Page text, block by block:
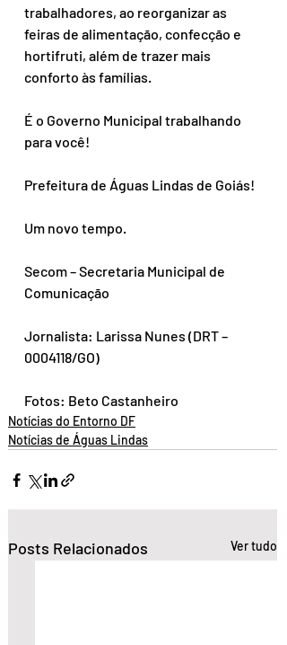
trabalhadores, ao reorganizar as
feiras de alimentação, confecção e
hortifruti, além de trazer mais
conforto às famílias.
É o Governo Municipal trabalhando
para você!
Prefeitura de Águas Lindas de Goiás!
Um novo tempo.
Secom – Secretaria Municipal de
Comunicação
Jornalista: Larissa Nunes (DRT –
0004118/GO)
Fotos: Beto Castanheiro
Notícias do Entorno DF
Notícias de Águas Lindas
Posts Relacionados Ver tudo